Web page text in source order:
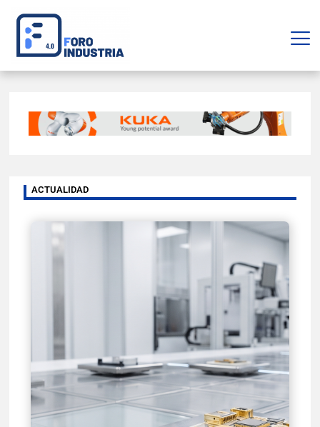
ACTUALIDAD